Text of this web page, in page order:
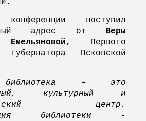
поступил
адрес от Веры
, Первого
губернатора Псковской
библиотека – это
культурный и
центр.
библиотеки -